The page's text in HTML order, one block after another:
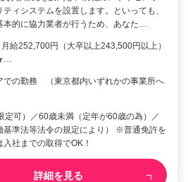
ティシステムを設置します。といっても、
本的に協力業者が行うため、あなた…
給252,700円（大卒以上243,500円以上）
での勤務 （東京都内いずれかの事業所へ
定可）／60歳未満（定年が60歳の為）／
準法等法令の規定により） ※普通免許を
社までの取得でOK！
詳細を見る